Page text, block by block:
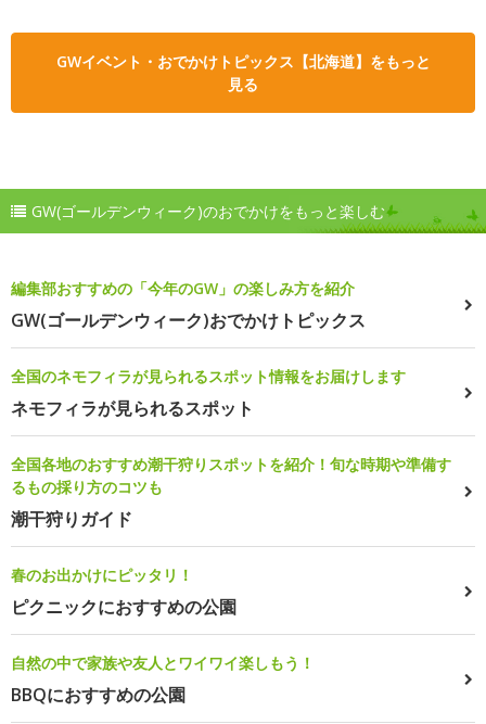
GWイベント・おでかけトピックス【北海道】をもっと
見る
GW(ゴールデンウィーク)のおでかけをもっと楽しむ
編集部おすすめの「今年のGW」の楽しみ方を紹介
GW(ゴールデンウィーク)おでかけトピックス
全国のネモフィラが見られるスポット情報をお届けします
ネモフィラが見られるスポット
全国各地のおすすめ潮干狩りスポットを紹介！旬な時期や準備す
るもの採り方のコツも
潮干狩りガイド
春のお出かけにピッタリ！
ピクニックにおすすめの公園
自然の中で家族や友人とワイワイ楽しもう！
BBQにおすすめの公園